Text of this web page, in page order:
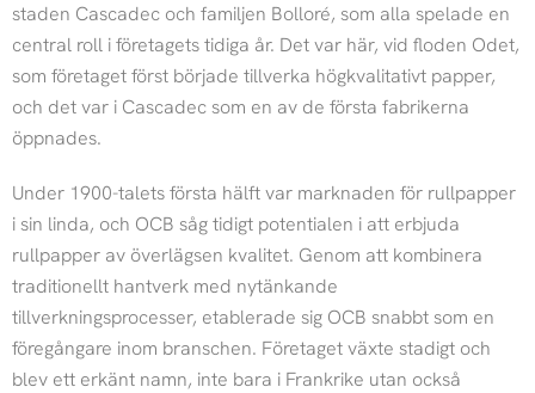
staden Cascadec och familjen Bolloré, som alla spelade en
central roll i företagets tidiga år. Det var här, vid floden Odet,
som företaget först började tillverka högkvalitativt papper,
och det var i Cascadec som en av de första fabrikerna
öppnades.
Under 1900-talets första hälft var marknaden för rullpapper
i sin linda, och OCB såg tidigt potentialen i att erbjuda
rullpapper av överlägsen kvalitet. Genom att kombinera
traditionellt hantverk med nytänkande
tillverkningsprocesser, etablerade sig OCB snabbt som en
föregångare inom branschen. Företaget växte stadigt och
blev ett erkänt namn, inte bara i Frankrike utan också